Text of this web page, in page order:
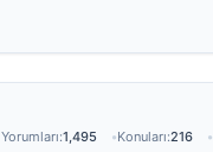
Yorumları:1,495 Konuları:216